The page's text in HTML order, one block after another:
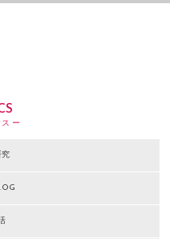
ー
究